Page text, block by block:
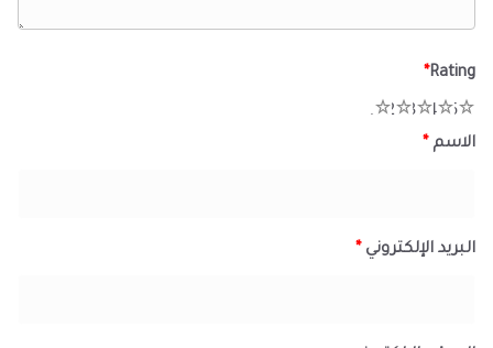
Rating
*
5
4
3
2
الاسم *
البريد الإلكتروني *